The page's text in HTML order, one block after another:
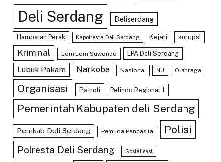
Deli Serdang Deliserdang
Hamparan Perak Kapolresta Deli Serdang Kejari korupsi
Kriminal Lom Lom Suwondo LPA Deli Serdang
Lubuk Pakam Narkoba Nasional NU Olahraga
Organisasi Patroli Pelindo Regional 1
Pemerintah Kabupaten deli Serdang
Pemkab Deli Serdang Pemuda Pancasila Polisi
Polresta Deli Serdang Sosialisasi